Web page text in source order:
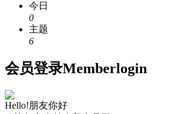
今日
0
主题
6
会员登录Memberlogin
Hello!朋友你好